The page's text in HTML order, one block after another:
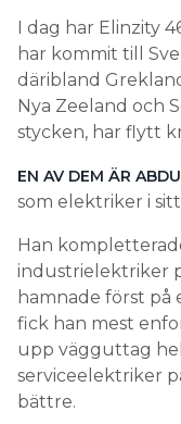
I dag har Elinzity
har kommit till
däribland
Nya Zeeland och
stycken, har flytt
EN AV DEM ÄR
som elektriker i
Han
industrielektriker
hamnade först på
fick han mest
upp vägguttag
serviceelektriker
bättre.